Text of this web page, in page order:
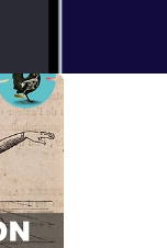
Abe